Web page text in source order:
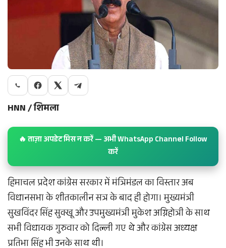
HNN / शिमला
🔥 ताज़ा अपडेट मिस न करें — अभी WhatsApp Channel Follow
करें
हिमाचल प्रदेश कांग्रेस सरकार में मंत्रिमंडल का विस्तार अब
विधानसभा के शीतकालीन सत्र के बाद ही होगा। मुख्यमंत्री
सुखविंदर सिंह सुक्खू और उपमुख्यमंत्री मुकेश अग्निहोत्री के साथ
सभी विधायक गुरुवार को दिल्ली गए थे और कांग्रेस अध्यक्ष
प्रतिभा सिंह भी उनके साथ थी।